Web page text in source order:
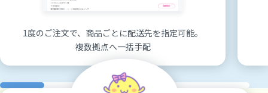
1度のご注文で、 商品ごとに配送先を指定可能。
複数拠点へ一括手配